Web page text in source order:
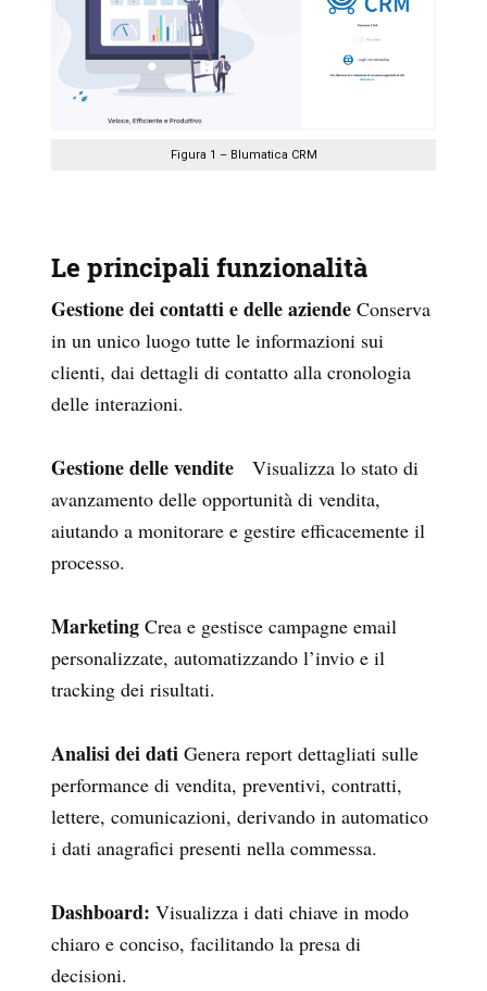
Figura 1 – Blumatica CRM
Le principali funzionalità
Gestione dei contatti e delle aziende Conserva
in un unico luogo tutte le informazioni sui
clienti, dai dettagli di contatto alla cronologia
delle interazioni.
Gestione delle vendite
Visualizza lo stato di
avanzamento delle opportunità di vendita,
aiutando a monitorare e gestire efficacemente il
processo.
Marketing Crea e gestisce campagne email
personalizzate, automatizzando l’invio e il
tracking dei risultati.
Analisi dei dati Genera report dettagliati sulle
performance di vendita, preventivi, contratti,
lettere, comunicazioni, derivando in automatico
i dati anagrafici presenti nella commessa.
Dashboard: Visualizza i dati chiave in modo
chiaro e conciso, facilitando la presa di
decisioni.